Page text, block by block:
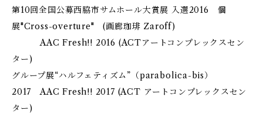
第10回全国公募西脇市サムホール大賞展 入選2016 個
展"Cross-overture" (画廊珈琲 Zaroff)
AAC Fresh!! 2016 (ACTアートコンプレックスセン
ター)
グループ展“ハルフェティズム”（parabolica-bis）
2017 AAC Fresh!! 2017 (ACT アートコンプレックスセン
ター)